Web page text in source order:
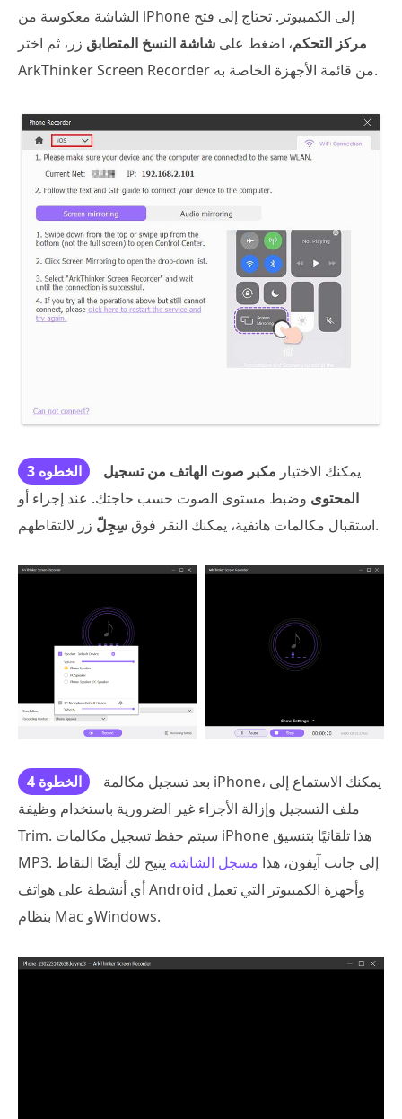
الشاشة معكوسة من iPhone إلى الكمبيوتر. تحتاج إلى فتح
مركز التحكم، اضغط على شاشة النسخ المتطابق زر، ثم اختر
ArkThinker Screen Recorder من قائمة الأجهزة الخاصة به.
الخطوه 3 يمكنك الاختيار مكبر صوت الهاتف من تسجيل
المحتوى وضبط مستوى الصوت حسب حاجتك. عند إجراء أو
استقبال مكالمات هاتفية، يمكنك النقر فوقسِجِلّ زر لالتقاطهم.
الخطوة 4
بعد تسجيل مكالمة iPhone، يمكنك الاستماع إلى
ملف التسجيل وإزالة الأجزاء غير الضرورية باستخدام وظيفة
Trim. سيتم حفظ تسجيل مكالمات iPhone هذا تلقائيًا بتنسيق
MP3. إلى جانب آيفون، هذا مسجل الشاشة يتيح لك أيضًا التقاط
أي أنشطة على هواتف Android وأجهزة الكمبيوتر التي تعمل
بنظام Mac وWindows.